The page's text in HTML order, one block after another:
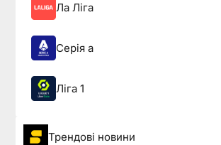
Ла Ліга
Серія а
Ліга 1
Трендові новини